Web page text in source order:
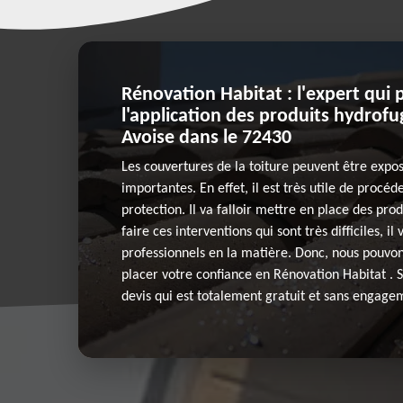
Rénovation Habitat : l'expert qui
l'application des produits
Avoise dans le 72430
Les couvertures de la toiture peuvent être
importantes. En effet, il est très utile de
protection. Il va falloir mettre en place des
faire ces interventions qui sont très difficiles, il
professionnels en la matière. Donc, nous
placer votre confiance en Rénovation Habitat .
devis qui est totalement gratuit et sans